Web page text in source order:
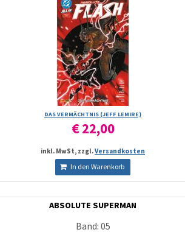
DAS VERMÄCHTNIS (JEFF LEMIRE)
€ 22,00
inkl. MwSt, zzgl.Versandkosten
In den Warenkorb
ABSOLUTE SUPERMAN
Band: 05